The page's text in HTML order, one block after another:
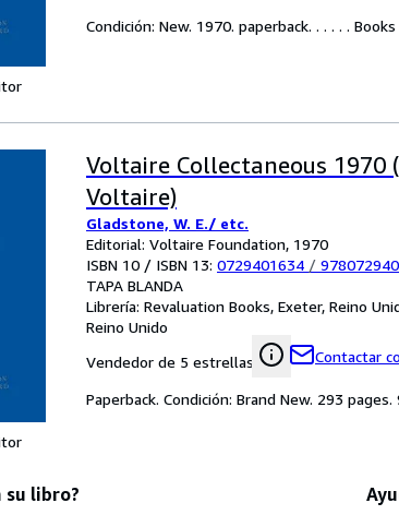
Condición: New. 1970. paperback. . . . . .
Voltaire Collectaneous 1970
Voltaire)
Gladstone, W. E./ etc.
Editorial: Voltaire Foundation, 1970
ISBN 10 / ISBN 13: 0729401634 /
TAPA BLANDA
Librería: Revaluation Books, Exeter, Reino
Reino Unido
Vendedor de 5 estrellas
Contactar
Paperback. Condición: Brand New. 293
su libro?